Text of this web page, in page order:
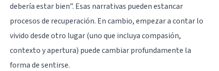
debería estar bien”. Esas narrativas pueden estancar
procesos de recuperación. En cambio, empezar a contar lo
vivido desde otro lugar (uno que incluya compasión,
contexto y apertura) puede cambiar profundamente la
forma de sentirse.